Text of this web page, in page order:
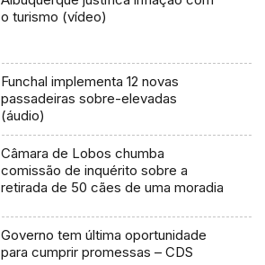
o turismo (vídeo)
Funchal implementa 12 novas
passadeiras sobre-elevadas
(áudio)
Câmara de Lobos chumba
comissão de inquérito sobre a
retirada de 50 cães de uma moradia
Governo tem última oportunidade
para cumprir promessas – CDS